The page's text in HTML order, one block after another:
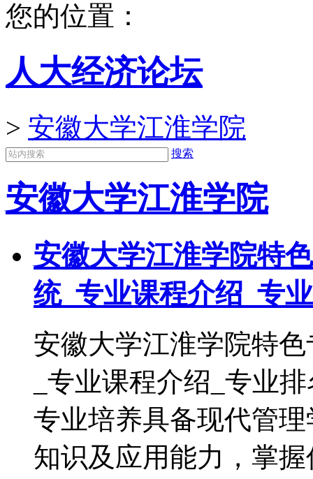
您的位置：
人大经济论坛
> 安徽大学江淮学院
搜索
安徽大学江淮学院
安徽大学江淮学院特
统_专业课程介绍_专
安徽大学江淮学院特
_专业课程介绍_专
专业培养具备现代管
知识及应用能力，掌